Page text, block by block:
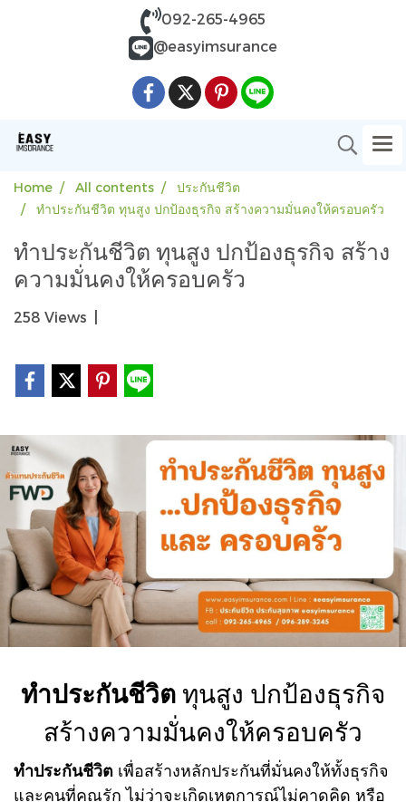
092-265-4965
@easyimsurance
Home All contents
ประกันชีวิต
ทำประกันชีวิต ทุนสูง ปกป้องธุรกิจ สร้างความมั่นคงให้ครอบครัว
ทำประกันชีวิต ทุนสูง ปกป้องธุรกิจ สร้าง
ความมั่นคงให้ครอบครัว
258 Views
ทำประกันชีวิต ทุนสูง ปกป้องธุรกิจ
สร้างความมั่นคงให้ครอบครัว
ทำประกันชีวิต เพื่อสร้างหลักประกันที่มั่นคงให้ทั้งธุรกิจ
และคนที่คุณรัก ไม่ว่าจะเกิดเหตุการณ์ไม่คาดคิด หรือ